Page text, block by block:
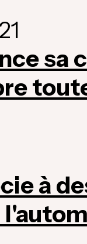
sa
à